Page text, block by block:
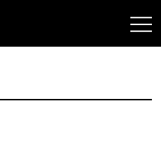
Kulturhaus Lüdenscheid